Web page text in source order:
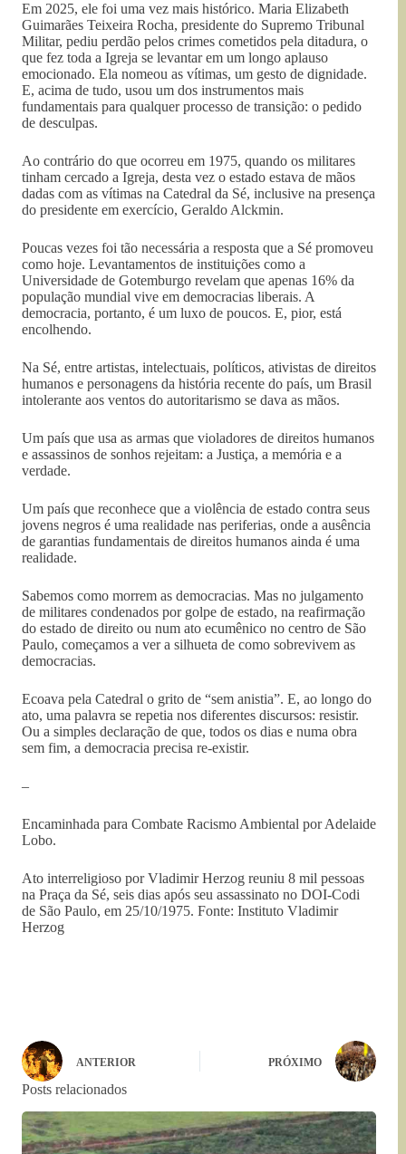
Em 2025, ele foi uma vez mais histórico. Maria Elizabeth
Guimarães Teixeira Rocha, presidente do Supremo Tribunal
Militar, pediu perdão pelos crimes cometidos pela ditadura, o
que fez toda a Igreja se levantar em um longo aplauso
emocionado. Ela nomeou as vítimas, um gesto de dignidade.
E, acima de tudo, usou um dos instrumentos mais
fundamentais para qualquer processo de transição: o pedido
de desculpas.
Ao contrário do que ocorreu em 1975, quando os militares
tinham cercado a Igreja, desta vez o estado estava de mãos
dadas com as vítimas na Catedral da Sé, inclusive na presença
do presidente em exercício, Geraldo Alckmin.
Poucas vezes foi tão necessária a resposta que a Sé promoveu
como hoje. Levantamentos de instituições como a
Universidade de Gotemburgo revelam que apenas 16% da
população mundial vive em democracias liberais. A
democracia, portanto, é um luxo de poucos. E, pior, está
encolhendo.
Na Sé, entre artistas, intelectuais, políticos, ativistas de direitos
humanos e personagens da história recente do país, um Brasil
intolerante aos ventos do autoritarismo se dava as mãos.
Um país que usa as armas que violadores de direitos humanos
e assassinos de sonhos rejeitam: a Justiça, a memória e a
verdade.
Um país que reconhece que a violência de estado contra seus
jovens negros é uma realidade nas periferias, onde a ausência
de garantias fundamentais de direitos humanos ainda é uma
realidade.
Sabemos como morrem as democracias. Mas no julgamento
de militares condenados por golpe de estado, na reafirmação
do estado de direito ou num ato ecumênico no centro de São
Paulo, começamos a ver a silhueta de como sobrevivem as
democracias.
Ecoava pela Catedral o grito de “sem anistia”. E, ao longo do
ato, uma palavra se repetia nos diferentes discursos: resistir.
Ou a simples declaração de que, todos os dias e numa obra
sem fim, a democracia precisa re-existir.
–
Encaminhada para Combate Racismo Ambiental por Adelaide
Lobo.
Ato interreligioso por Vladimir Herzog reuniu 8 mil pessoas
na Praça da Sé, seis dias após seu assassinato no DOI-Codi
de São Paulo, em 25/10/1975. Fonte: Instituto Vladimir
Herzog
ANTERIOR PRÓXIMO
Posts relacionados